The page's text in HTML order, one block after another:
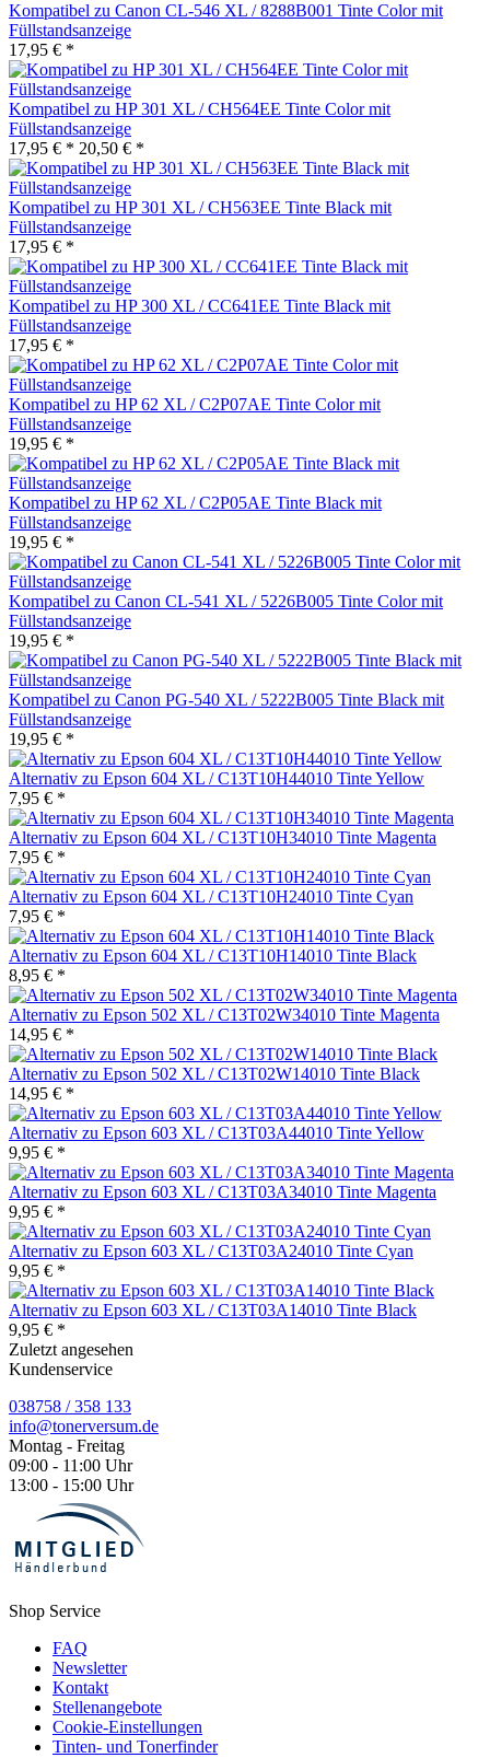
Kompatibel zu Canon CL-546 XL / 8288B001 Tinte Color mit
Füllstandsanzeige
17,95 € *
Kompatibel zu HP 301 XL / CH564EE Tinte Color mit
Füllstandsanzeige
17,95 € * 20,50 € *
Kompatibel zu HP 301 XL / CH563EE Tinte Black mit
Füllstandsanzeige
17,95 € *
Kompatibel zu HP 300 XL / CC641EE Tinte Black mit
Füllstandsanzeige
17,95 € *
Kompatibel zu HP 62 XL / C2P07AE Tinte Color mit
Füllstandsanzeige
19,95 € *
Kompatibel zu HP 62 XL / C2P05AE Tinte Black mit
Füllstandsanzeige
19,95 € *
Kompatibel zu Canon CL-541 XL / 5226B005 Tinte Color mit
Füllstandsanzeige
19,95 € *
Kompatibel zu Canon PG-540 XL / 5222B005 Tinte Black mit
Füllstandsanzeige
19,95 € *
Alternativ zu Epson 604 XL / C13T10H44010 Tinte Yellow
7,95 € *
Alternativ zu Epson 604 XL / C13T10H34010 Tinte Magenta
7,95 € *
Alternativ zu Epson 604 XL / C13T10H24010 Tinte Cyan
7,95 € *
Alternativ zu Epson 604 XL / C13T10H14010 Tinte Black
8,95 € *
Alternativ zu Epson 502 XL / C13T02W34010 Tinte Magenta
14,95 € *
Alternativ zu Epson 502 XL / C13T02W14010 Tinte Black
14,95 € *
Alternativ zu Epson 603 XL / C13T03A44010 Tinte Yellow
9,95 € *
Alternativ zu Epson 603 XL / C13T03A34010 Tinte Magenta
9,95 € *
Alternativ zu Epson 603 XL / C13T03A24010 Tinte Cyan
9,95 € *
Alternativ zu Epson 603 XL / C13T03A14010 Tinte Black
9,95 € *
Zuletzt angesehen
Kundenservice
038758 / 358 133
info@tonerversum.de
Montag - Freitag
09:00 - 11:00 Uhr
13:00 - 15:00 Uhr
Shop Service
FAQ
Newsletter
Kontakt
Stellenangebote
Cookie-Einstellungen
Tinten- und Tonerfinder